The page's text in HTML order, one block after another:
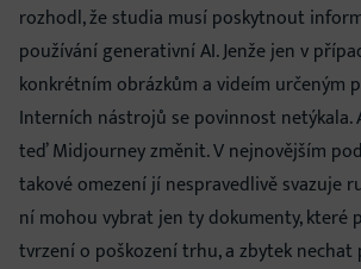
rozhodl, že studia musí poskytnout
používání generativní AI. Jenže jen v
konkrétním obrázkům a videím určeným
Interních nástrojů se povinnost netýkala.
teď Midjourney změnit. V nejnovějším
takové omezení jí nespravedlivě svazuje
ní mohou vybrat jen ty dokumenty, které
tvrzení o poškození trhu, a zbytek nechat